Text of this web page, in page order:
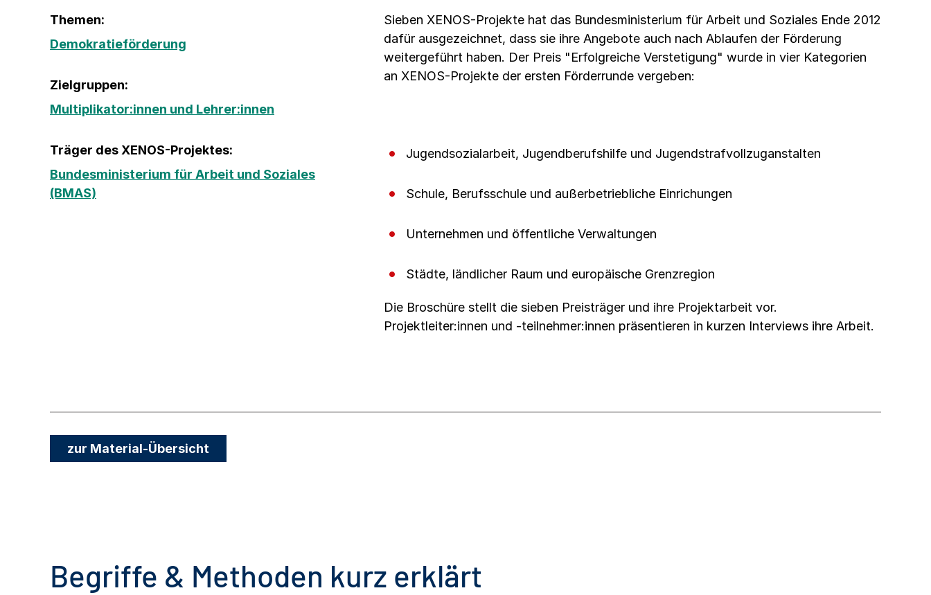
Themen:
Demokratieförderung
Zielgruppen:
Multiplikator:innen und Lehrer:innen
Träger des XENOS-Projektes:
Bundesministerium für Arbeit und Soziales
(BMAS)
Sieben XENOS-Projekte hat das Bundesministerium für Arbeit und Soziales Ende 2012
dafür ausgezeichnet, dass sie ihre Angebote auch nach Ablaufen der Förderung
weitergeführt haben. Der Preis "Erfolgreiche Verstetigung" wurde in vier Kategorien
an XENOS-Projekte der ersten Förderrunde vergeben:
Jugendsozialarbeit, Jugendberufshilfe und Jugendstrafvollzuganstalten
Schule, Berufsschule und außerbetriebliche Einrichungen
Unternehmen und öffentliche Verwaltungen
Städte, ländlicher Raum und europäische Grenzregion
Die Broschüre stellt die sieben Preisträger und ihre Projektarbeit vor.
Projektleiter:innen und -teilnehmer:innen präsentieren in kurzen Interviews ihre Arbeit.
zur Material-Übersicht
Begriffe & Methoden kurz erklärt